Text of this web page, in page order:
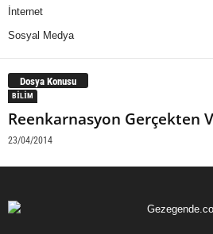
İnternet
Sosyal Medya
Dosya Konusu
BILIM
Reenkarnasyon Gerçekten
23/04/2014